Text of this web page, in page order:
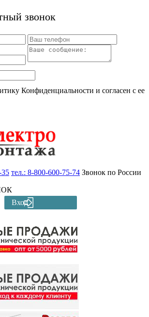
звонок
Конфиденциальности и согласен с ее
тел.: 8-800-600-75-74 Звонок по России
Вход